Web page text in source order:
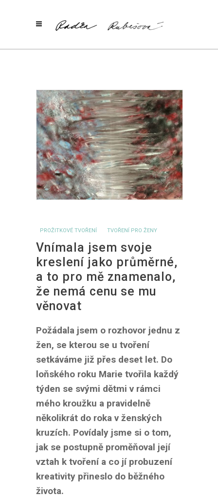
PROŽITKOVÉ TVOŘENÍ TVOŘENÍ PRO ŽENY
Vnímala jsem svoje
kreslení jako průměrné,
a to pro mě znamenalo,
že nemá cenu se mu
věnovat
Požádala jsem o rozhovor jednu z
žen, se kterou se u tvoření
setkáváme již přes deset let. Do
loňského roku Marie tvořila každý
týden se svými dětmi v rámci
mého kroužku a pravidelně
několikrát do roka v ženských
kruzích. Povídaly jsme si o tom,
jak se postupně proměňoval její
vztah k tvoření a co jí probuzení
kreativity přineslo do běžného
života.